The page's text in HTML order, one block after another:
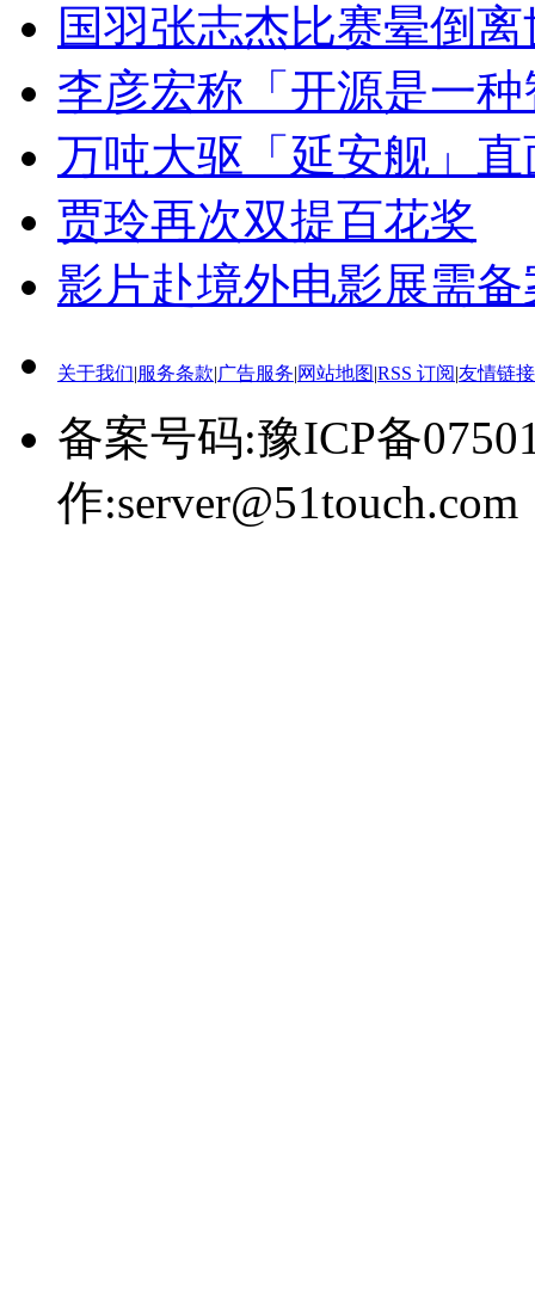
国羽张志杰比赛晕倒离
李彦宏称「开源是一
万吨大驱「延安舰」
贾玲再次双提百花奖
影片赴境外电影展需备
关于我们|服务条款|广告服务|网站地图|RSS 订阅|友情链接
备案号码:豫ICP备
作:server@51touch.com